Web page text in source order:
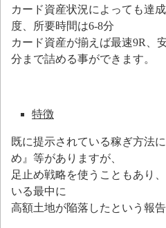
カード資産状況によっても達
度、所要時間は6-8分
カード資産が揃えば最速9R、
分まで詰める事ができます。
特徴
既に提示されている稼ぎ方法
め』等がありますが、
足止め戦略を使うこともあり
いる最中に
高額土地が陥落したという報